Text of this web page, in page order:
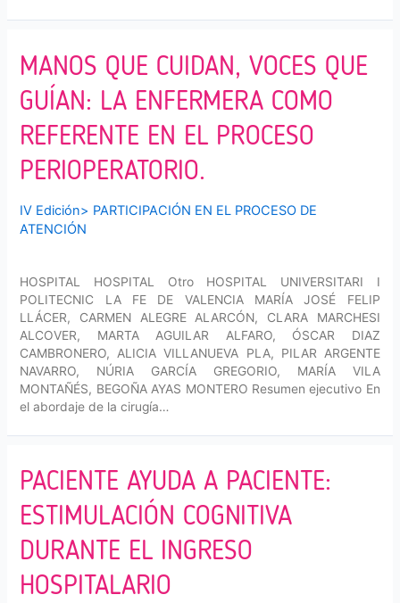
MANOS QUE CUIDAN, VOCES QUE
GUÍAN: LA ENFERMERA COMO
REFERENTE EN EL PROCESO
PERIOPERATORIO.
IV Edición> PARTICIPACIÓN EN EL PROCESO DE
ATENCIÓN
HOSPITAL HOSPITAL Otro HOSPITAL UNIVERSITARI I
POLITECNIC LA FE DE VALENCIA MARÍA JOSÉ FELIP
LLÁCER, CARMEN ALEGRE ALARCÓN, CLARA MARCHESI
ALCOVER, MARTA AGUILAR ALFARO, ÓSCAR DIAZ
CAMBRONERO, ALICIA VILLANUEVA PLA, PILAR ARGENTE
NAVARRO, NÚRIA GARCÍA GREGORIO, MARÍA VILA
MONTAÑÉS, BEGOÑA AYAS MONTERO Resumen ejecutivo En
el abordaje de la cirugía…
PACIENTE AYUDA A PACIENTE:
ESTIMULACIÓN COGNITIVA
DURANTE EL INGRESO
HOSPITALARIO